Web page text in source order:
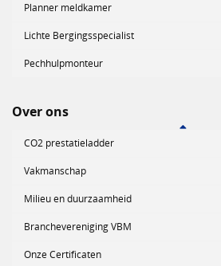
Planner meldkamer
Lichte Bergingsspecialist
Pechhulpmonteur
Over ons
CO2 prestatieladder
Vakmanschap
Milieu en duurzaamheid
Branchevereniging VBM
Onze Certificaten